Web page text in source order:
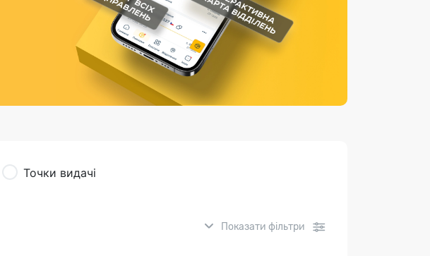
Страхові послуги
Каталог «Укрпошта Маркет»
Точки видачі
Показати фільтри